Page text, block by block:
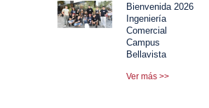
Bienvenida 2026
Ingeniería
Comercial
Campus
Bellavista
Ver más >>